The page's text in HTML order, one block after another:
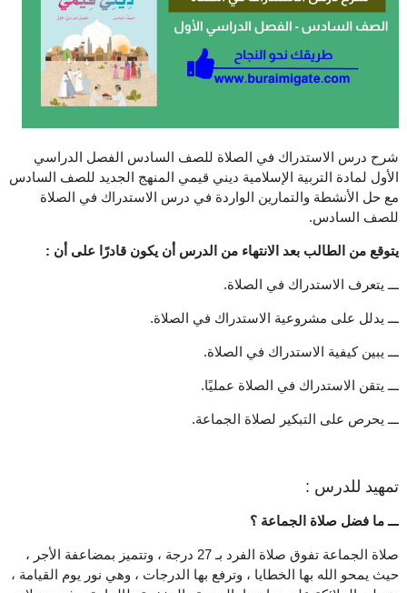
شرح درس الاستدراك في الصلاة للصف السادس الفصل الدراسي
الأول لمادة التربية الإسلامية ديني قيمي المنهج الجديد للصف السادس
مع حل الأنشطة والتمارين الواردة في درس الاستدراك في الصلاة
للصف السادس.
يتوقع من الطالب بعد الانتهاء من الدرس أن يكون قادرًا على أن :
ـــ يتعرف الاستدراك في الصلاة.
ـــ يدلل على مشروعية الاستدراك في الصلاة.
ـــ يبين كيفية الاستدراك في الصلاة.
ـــ يتقن الاستدراك في الصلاة عمليًا.
ـــ يحرص على التبكير لصلاة الجماعة.
تمهيد للدرس :
ـــ ما فضل صلاة الجماعة ؟
صلاة الجماعة تفوق صلاة الفرد بـ 27 درجة ، وتتميز بمضاعفة الأجر ،
حيث يمحو الله بها الخطايا ، وترفع بها الدرجات ، وهي نور يوم القيامة ،